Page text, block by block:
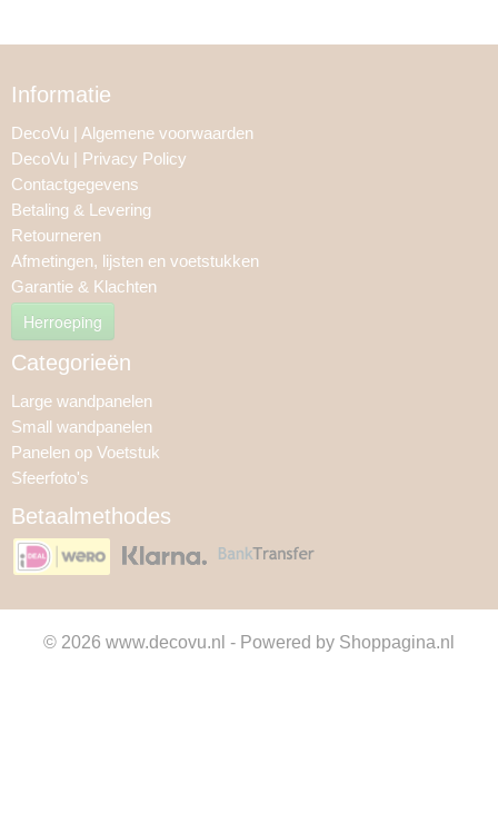
Informatie
DecoVu | Algemene voorwaarden
DecoVu | Privacy Policy
Contactgegevens
Betaling & Levering
Retourneren
Afmetingen, lijsten en voetstukken
Garantie & Klachten
Herroeping
Categorieën
Large wandpanelen
Small wandpanelen
Panelen op Voetstuk
Sfeerfoto's
Betaalmethodes
© 2026 www.decovu.nl - Powered by Shoppagina.nl